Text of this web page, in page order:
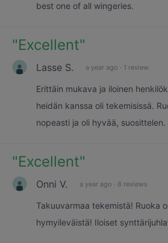
best one of all wingeries.
"Excellent"
Lasse S. a year ago · 1 review
Erittäin mukava ja iloinen
heidän kanssa oli tekemisissä.
nopeasti ja oli hyvää, suosittelen.
"Excellent"
Onni V. a year ago · 8 reviews
Takuuvarmaa tekemistä! Ruoka
hymyileväistä! Iloiset